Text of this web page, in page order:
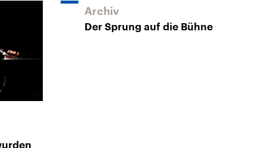
Archiv
Der Sprung auf die Bühne